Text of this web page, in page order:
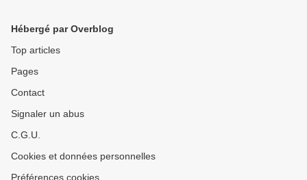
Hébergé par Overblog
Top articles
Pages
Contact
Signaler un abus
C.G.U.
Cookies et données personnelles
Préférences cookies